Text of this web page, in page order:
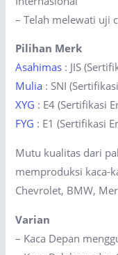
– Telah melewati uji
Pilihan Merk
Asahimas : JIS
Mulia : SNI
XYG : E4 (Sertifikasi
FYG : E1 (Sertifikasi
Mutu kualitas dari
memproduksi kaca-
Chevrolet, BMW,
Varian
– Kaca Depan